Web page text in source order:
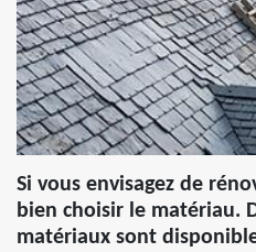
Si vous envisagez de
bien choisir le matériau.
matériaux sont